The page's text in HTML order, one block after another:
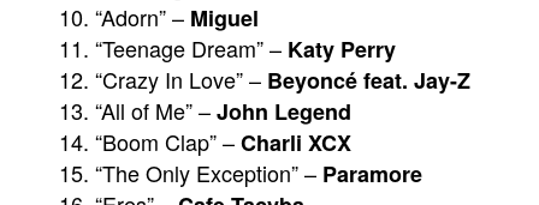
“Adorn” – Miguel
“Teenage Dream” – Katy Perry
“Crazy In Love” – Beyoncé feat. Jay-Z
“All of Me” –John Legend
“Boom Clap” –Charli XCX
“The Only Exception” – Paramore